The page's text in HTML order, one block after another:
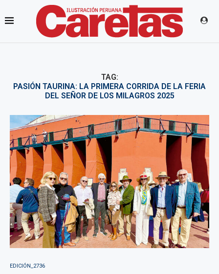
TAG:
PASIÓN TAURINA: LA PRIMERA CORRIDA DE LA FERIA
DEL SEÑOR DE LOS MILAGROS 2025
EDICIÓN_2736